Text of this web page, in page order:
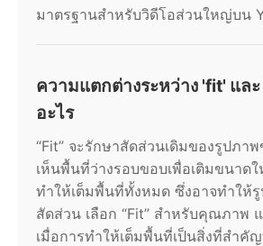
มาตรฐานสำหรับวิดีโอส่วนใหญ่บน
ความแตกต่างระหว่าง 'fit' แล
อะไร
“Fit” จะรักษาสัดส่วนเดิมของรูปภ
เห็นพื้นที่ว่างรอบขอบเพื่อเติมขนาดใ
ทำให้เต็มพื้นที่ทั้งหมด ซึ่งอาจทำให้
สัดส่วน เลือก “Fit” สำหรับคุณภาพ
เมื่อการทำให้เต็มพื้นที่เป็นสิ่งที่สำคั